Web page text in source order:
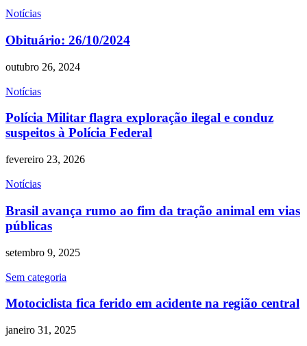
Notícias
Obituário: 26/10/2024
outubro 26, 2024
Notícias
Polícia Militar flagra exploração ilegal e conduz
suspeitos à Polícia Federal
fevereiro 23, 2026
Notícias
Brasil avança rumo ao fim da tração animal em vias
públicas
setembro 9, 2025
Sem categoria
Motociclista fica ferido em acidente na região central
janeiro 31, 2025